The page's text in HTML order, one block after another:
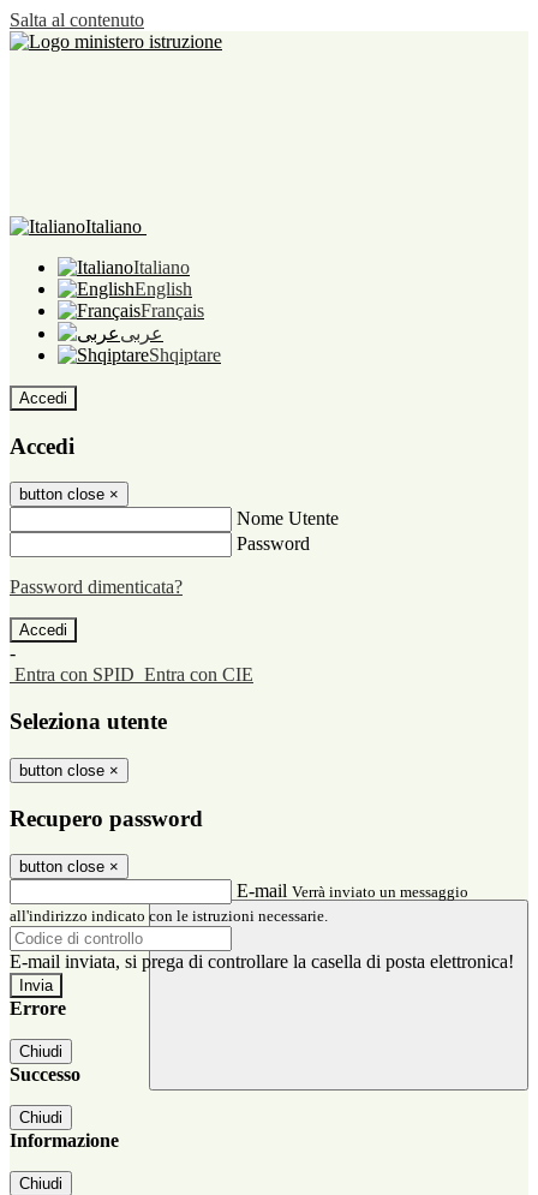
Salta al contenuto
Italiano
Italiano
English
Français
عربى
Shqiptare
Accedi
Accedi
button close ×
Nome Utente
Password
Password dimenticata?
-
Entra con SPID Entra con CIE
Seleziona utente
button close ×
Recupero password
button close ×
E-mail Verrà inviato un messaggio
all'indirizzo indicato con le istruzioni necessarie.
E-mail inviata, si prega di controllare la casella di posta elettronica!
Errore
Chiudi
Successo
Chiudi
Informazione
Chiudi